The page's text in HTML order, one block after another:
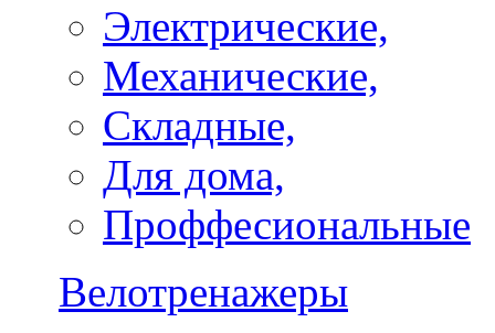
Электрические,
Механические,
Складные,
Для дома,
Проффесиональные
Велотренажеры